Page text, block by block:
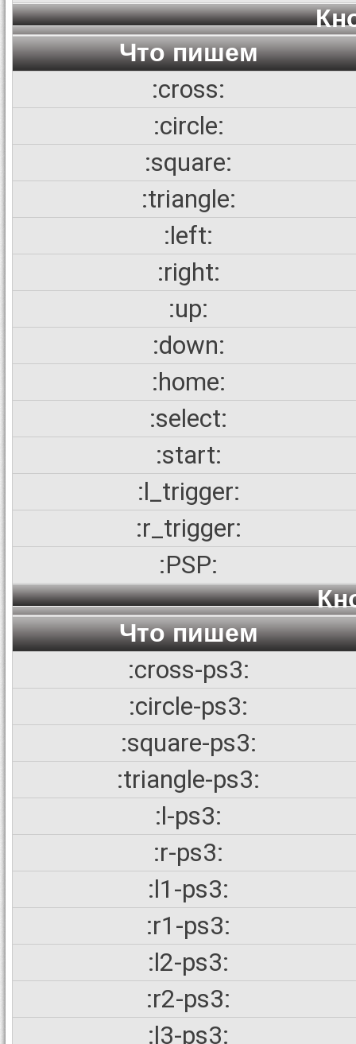
Что пишем
:cross:
:circle:
:square:
:triangle:
:left:
:right:
:up:
:down:
:home:
:select:
:start:
:l_trigger:
:r_trigger:
:PSP:
Что пишем
:cross-ps3:
:circle-ps3:
:square-ps3:
:triangle-ps3:
:l-ps3:
:r-ps3:
:l1-ps3:
:r1-ps3:
:l2-ps3:
:r2-ps3:
:l3-ps3: